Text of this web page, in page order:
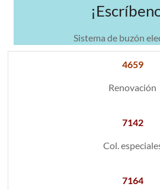
Sistema de buzón
4659
Renovación
7142
Col.
7164